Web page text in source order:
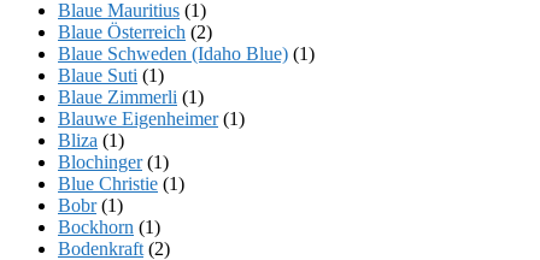
Blaue Mauritius (1)
Blaue Österreich (2)
Blaue Schweden (Idaho Blue) (1)
Blaue Suti (1)
Blaue Zimmerli (1)
Blauwe Eigenheimer(1)
Bliza (1)
Blochinger(1)
Blue Christie (1)
Bobr(1)
Bockhorn (1)
Bodenkraft (2)